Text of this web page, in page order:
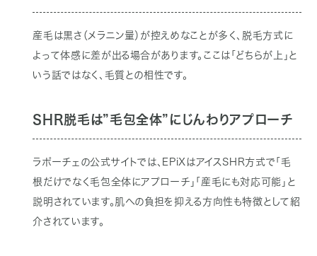
産毛は黒さ（メラニン量）が控えめなことが多く、脱毛方式に
よって体感に差が出る場合があります。ここは「どちらが上」と
いう話ではなく、毛質との相性です。
SHR脱毛は”毛包全体”にじんわりアプローチ
ラポーチェの公式サイトでは、EPiXはアイスSHR方式で「毛
根だけでなく毛包全体にアプローチ」「産毛にも対応可能」と
説明されています。肌への負担を抑える方向性も特徴として紹
介されています。